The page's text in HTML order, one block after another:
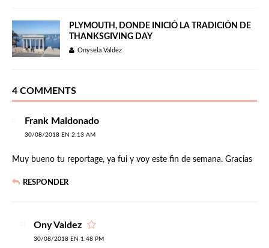
PLYMOUTH, DONDE INICIÓ LA TRADICIÓN DE
THANKSGIVING DAY
Onysela Valdez
4 COMMENTS
Frank Maldonado
30/08/2018 EN 2:13 AM
Muy bueno tu reportage, ya fui y voy este fin de semana. Gracias
RESPONDER
Ony Valdez
30/08/2018 EN 1:48 PM